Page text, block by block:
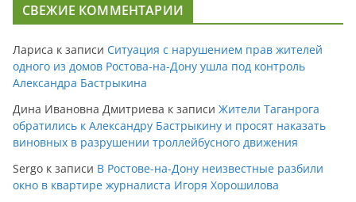
СВЕЖИЕ КОММЕНТАРИИ
Лариса к записи Ситуация с нарушением прав жителей
одного из домов Ростова-на-Дону ушла под контроль
Александра Бастрыкина
Дина Ивановна Дмитриева к записи Жители Таганрога
обратились к Александру Бастрыкину и просят наказать
виновных в разрушении троллейбусного движения
Sergo к записи В Ростове-на-Дону неизвестные разбили
окно в квартире журналиста Игоря Хорошилова